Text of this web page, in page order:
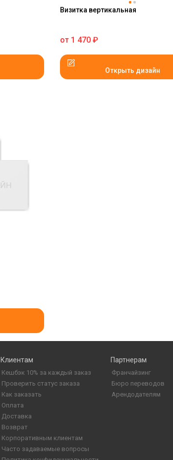
Визитка вертикальная
от 1 470 ₽
Открыть дизайн
Клиентам
Кешбэк 10% за каждый заказ
Проверить статус заказа
Как заказать
Оплата
Доставка
Возврат
Корпоративным клиентам
Часто задаваемые вопросы
Партнерам
Франчайзинг
Бюро переводов
Арендодателям